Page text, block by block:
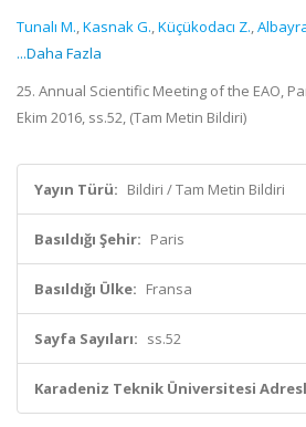
Tunalı M.,Kasnak G.,Küçükodacı Z.,
...Daha Fazla
25. Annual Scientific Meeting of the EAO,
Ekim 2016, ss.52, (Tam Metin Bildiri)
Yayın Türü: Bildiri / Tam Metin Bildiri
Basıldığı Şehir: Paris
Basıldığı Ülke: Fransa
Sayfa Sayıları: ss.52
Karadeniz Teknik Üniversitesi